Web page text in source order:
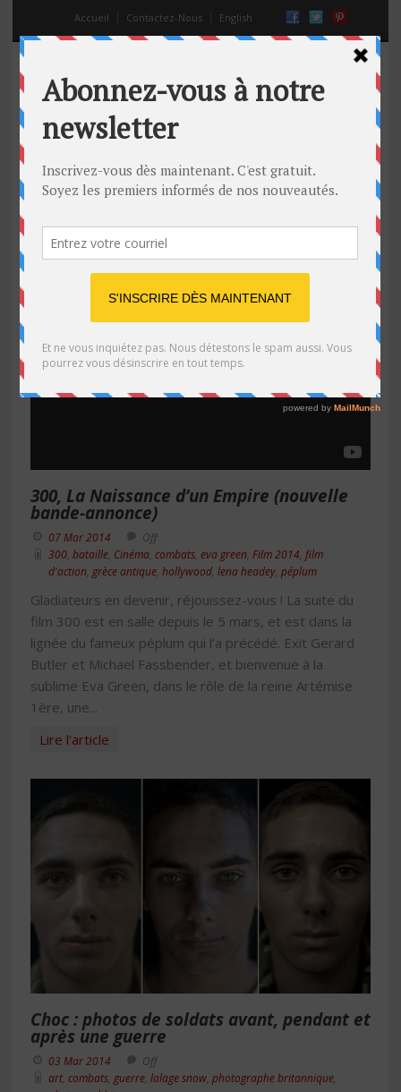
Accueil Contactez-Nous English
combats
300, La Naissance d’un Empire (nouvelle
bande-annonce)
07 Mar 2014
Off
300 bataille Cinéma combats eva green Film 2014 film
d'action grèce antique hollywood lena headey péplum
Gladiateurs en devenir, réjouissez-vous ! La suite du
film 300 est en salle depuis le 5 mars, et est dans la
lignée du fameux péplum qui l’a précédé. Exit Gerard
Butler et Michael Fassbender, et bienvenue à la
sublime Eva Green, dans le rôle de la reine Artémise
1ère, une...
Lire l'article
Choc : photos de soldats avant, pendant et
après une guerre
03 Mar 2014
Off
art combats guerre lalage snow photographe britannique